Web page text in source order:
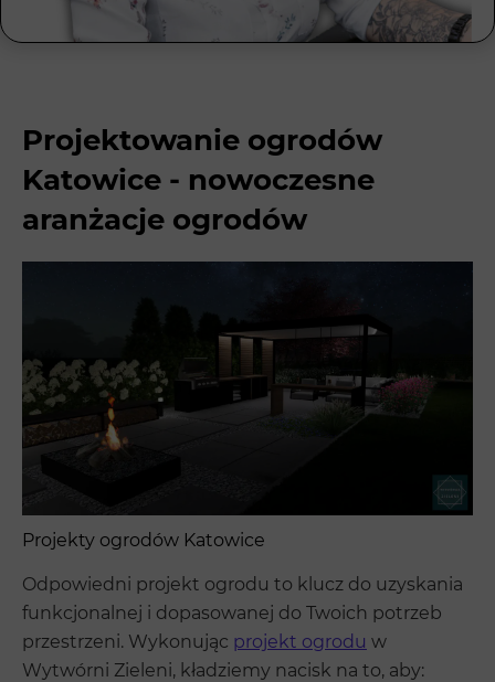
Projektowanie ogrodów
Katowice - nowoczesne
aranżacje ogrodów
Projekty ogrodów Katowice
Odpowiedni projekt ogrodu to klucz do uzyskania
funkcjonalnej i dopasowanej do Twoich potrzeb
przestrzeni. Wykonując projekt ogrodu w
Wytwórni Zieleni, kładziemy nacisk na to, aby: